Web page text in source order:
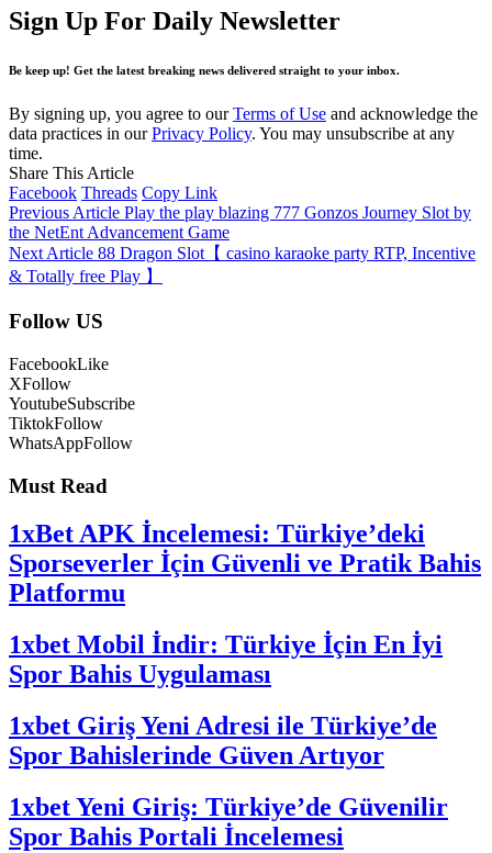
Sign Up For Daily Newsletter
Be keep up! Get the latest breaking news delivered straight to your inbox.
By signing up, you agree to ourTerms of Use and acknowledge the
data practices in ourPrivacy Policy. You may unsubscribe at any
time.
Share This Article
Facebook Threads Copy Link
Previous Article Play the play blazing 777 Gonzos Journey Slot by
the NetEnt Advancement Game
Next Article 88 Dragon Slot【 casino karaoke party RTP, Incentive
& Totally free Play 】
Follow US
FacebookLike
XFollow
YoutubeSubscribe
TiktokFollow
WhatsAppFollow
Must Read
1xBet APK İncelemesi: Türkiye’deki
Sporseverler İçin Güvenli ve Pratik Bahis
Platformu
1xbet Mobil İndir: Türkiye İçin En İyi
Spor Bahis Uygulaması
1xbet Giriş Yeni Adresi ile Türkiye’de
Spor Bahislerinde Güven Artıyor
1xbet Yeni Giriş: Türkiye’de Güvenilir
Spor Bahis Portali İncelemesi